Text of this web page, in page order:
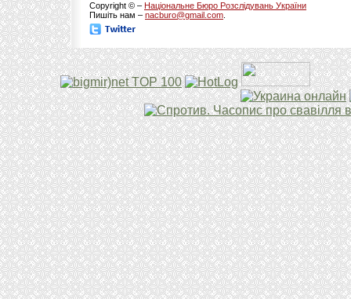
Copyright © – Національне Бюро Розслідувань України
Пишіть нам – nacburo@gmail.com